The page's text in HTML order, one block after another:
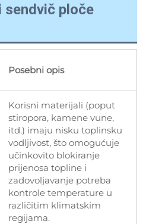
sendvič ploče
Posebni opis
Korisni materijali (poput
stiropora, kamene vune,
itd.) imaju nisku toplinsku
vodljivost, što omogućuje
učinkovito blokiranje
prijenosa topline i
zadovoljavanje potreba
kontrole temperature u
različitim klimatskim
regijama.